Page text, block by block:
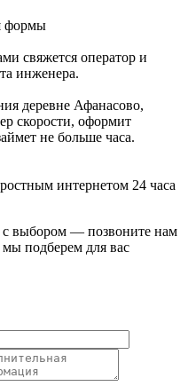
формы
свяжется оператор и
инженера.
деревне Афанасово,
скорости, оформит
не больше часа.
интернетом 24 часа
с выбором — позвоните нам
подберем для вас